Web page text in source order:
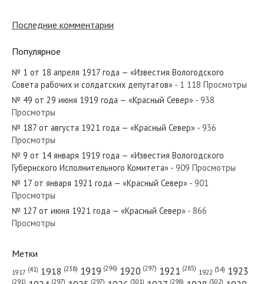
№ 169 от июля 1965 года — «Красный Север»
№ 265 от ноября 1920 года — «Красный Север»
№ 276 от ноября 1963 года — «Красный Север»
№ 258 от ноября 1985 года — «Красный Север»
Последние комментарии
Популярное
№ 1 от 18 апреля 1917 года — «Известия Вологодского
Совета рабочих и солдатских депутатов» - 1 118 Просмотры
№ 49 от 29 июня 1919 года — «Красный Север» - 938
Просмотры
№ 187 от августа 1921 года — «Красный Север» - 936
Просмотры
№ 9 от 14 января 1919 года — «Известия Вологодского
Губернского Исполнительного Комитета» - 909 Просмотры
№ 17 от января 1921 года — «Красный Север» - 901
Просмотры
№ 127 от июня 1921 года — «Красный Север» - 866
Просмотры
Метки
1917 (41) 1918 (238) 1919 (296) 1920 (297) 1921 (285) 1922 (54) 1923
(291) (297) (297) (301) (298) (302)